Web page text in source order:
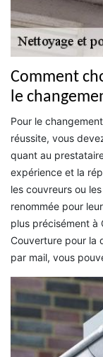
Comment
le
Pour le
réussite, vous
quant au
expérience et la
les couvreurs ou
renommée pour
plus précisément à
Couverture pour la
par mail, vous